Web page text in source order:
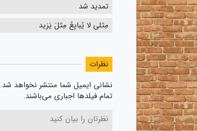
تمدید شد
مِثلی لا یُبایِعُ مِثلَ یَزید
نظرات
نشانی ایمیل شما منتشر نخواهد شد.
تمام فیلدها اجباری می‌باشند.